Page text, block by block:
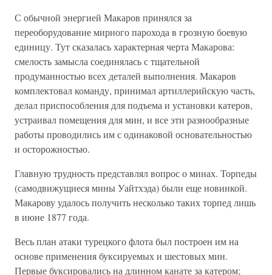
С обычной энергией Макаров принялся за
переоборудование мирного парохода в грозную боевую
единицу. Тут сказалась характерная черта Макарова:
смелость замысла соединялась с тщательной
продуманностью всех деталей выполнения. Макаров
комплектовал команду, принимал артиллерийскую часть,
делал приспособления для подъема и установки катеров,
устраивал помещения для мин, и все эти разнообразные
работы проводились им с одинаковой основательностью
и осторожностью.
Главную трудность представлял вопрос о минах. Торпеды
(самодвижущиеся мины Уайтхэда) были еще новинкой.
Макарову удалось получить несколько таких торпед лишь
в июне 1877 года.
Весь план атаки турецкого флота был построен им на
основе применения буксируемых и шестовых мин.
Первые буксировались на длинном канате за катером;